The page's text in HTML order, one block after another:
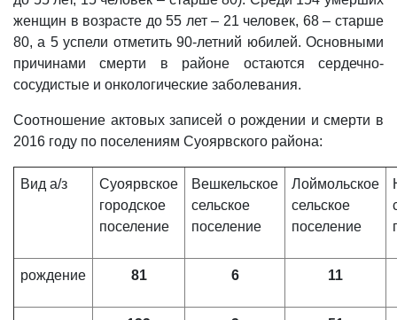
женщин в возрасте до 55 лет – 21 человек, 68 – старше
80, а 5 успели отметить 90-летний юбилей. Основными
причинами смерти в районе остаются сердечно-
сосудистые и онкологические заболевания.
Соотношение актовых записей о рождении и смерти в
2016 году по поселениям Суоярвского района:
Вид а/з
Суоярвское
городское
поселение
Вешкельское
сельское
поселение
Лоймольское
сельское
поселение
рождение 81 6 11